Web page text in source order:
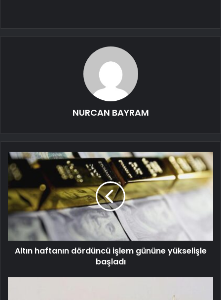
NURCAN BAYRAM
Altın haftanın dördüncü işlem gününe yükselişle
başladı